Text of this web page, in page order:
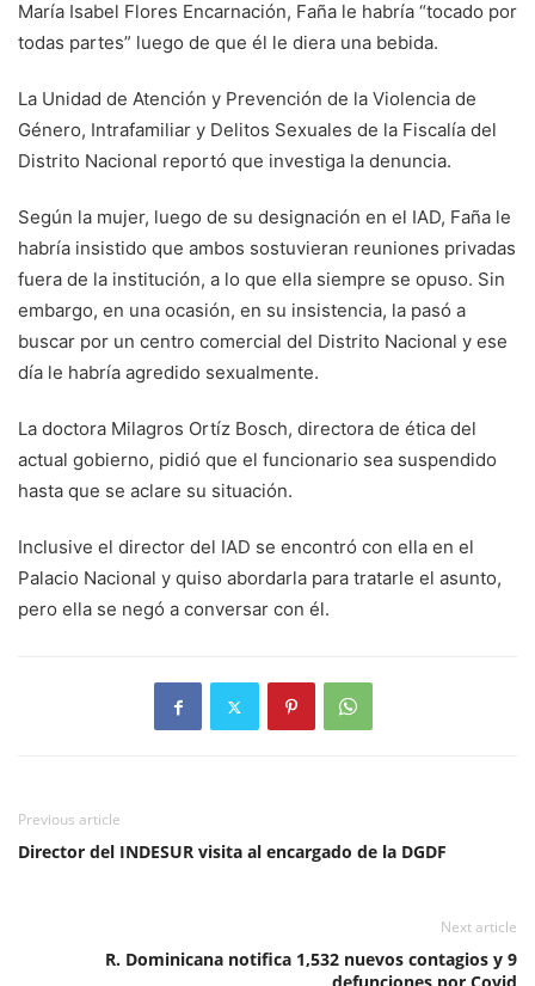
María Isabel Flores Encarnación, Faña le habría “tocado por
todas partes” luego de que él le diera una bebida.
La Unidad de Atención y Prevención de la Violencia de
Género, Intrafamiliar y Delitos Sexuales de la Fiscalía del
Distrito Nacional reportó que investiga la denuncia.
Según la mujer, luego de su designación en el IAD, Faña le
habría insistido que ambos sostuvieran reuniones privadas
fuera de la institución, a lo que ella siempre se opuso. Sin
embargo, en una ocasión, en su insistencia, la pasó a
buscar por un centro comercial del Distrito Nacional y ese
día le habría agredido sexualmente.
La doctora Milagros Ortíz Bosch, directora de ética del
actual gobierno, pidió que el funcionario sea suspendido
hasta que se aclare su situación.
Inclusive el director del IAD se encontró con ella en el
Palacio Nacional y quiso abordarla para tratarle el asunto,
pero ella se negó a conversar con él.
Previous article
Director del INDESUR visita al encargado de la DGDF
Next article
R. Dominicana notifica 1,532 nuevos contagios y 9